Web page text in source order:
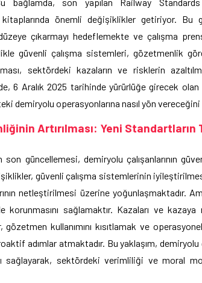
önemli değişiklikler getiriyor. Bu
çıkarmayı hedeflemekte ve çalışma
güvenli çalışma sistemleri, gözetmenlik
sektördeki kazaların ve risklerin
6 Aralık 2025 tarihinde yürürlüğe girecek olan
demiryolu operasyonlarına nasıl yön
Artırılması: Yeni Standartların
son güncellemesi, demiryolu çalışanlarının
güvenli çalışma sistemlerinin
netleştirilmesi üzerine yoğunlaşmaktadır.
korunmasını sağlamaktır. Kazaları ve
kullanımını kısıtlamak ve
adımlar atmaktadır. Bu yaklaşım, demiryolu
sağlayarak, sektördeki verimliliği ve moral